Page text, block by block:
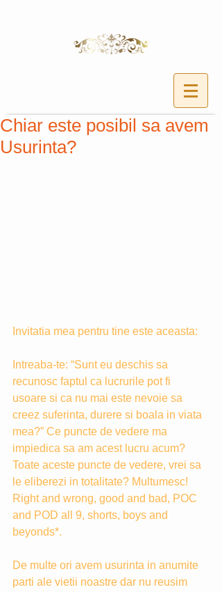
Chiar este posibil sa avem
Usurinta?
Invitatia mea pentru tine este aceasta:
Intreaba-te: “Sunt eu deschis sa
recunosc faptul ca lucrurile pot fi
usoare si ca nu mai este nevoie sa
creez suferinta, durere si boala in viata
mea?” Ce puncte de vedere ma
impiedica sa am acest lucru acum?
Toate aceste puncte de vedere, vrei sa
le eliberezi in totalitate? Multumesc!
Right and wrong, good and bad, POC
and POD all 9, shorts, boys and
beyonds*.
De multe ori avem usurinta in anumite
parti ale vietii noastre dar nu reusim